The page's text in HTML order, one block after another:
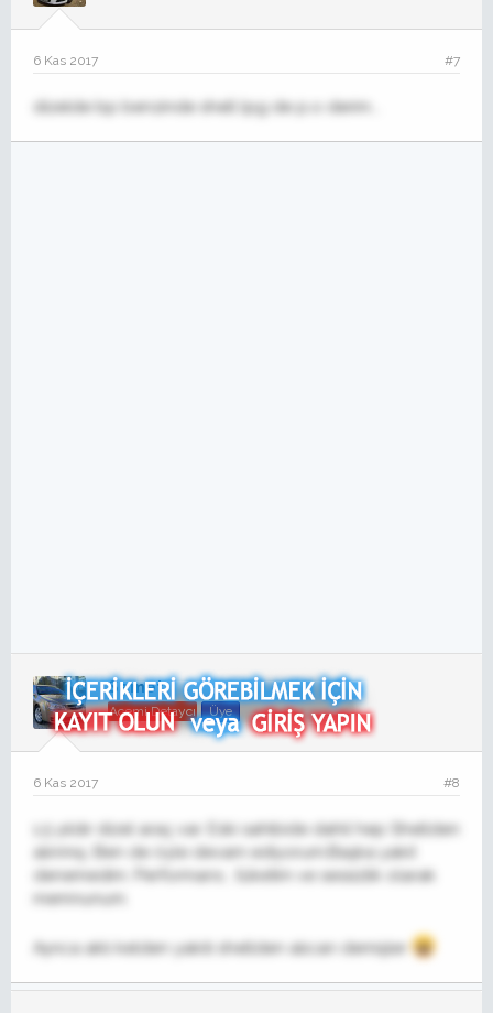
6 Kas 2017 #7
dizelde bp benzinde shell lpg de p.o derim...
Samet
Acemi Detaycı Üye
6 Kas 2017 #8
1,5 yıldır dizel araç var. Eski sahibide dahil hep Shellden
alınmış. Ben de öyle devam ediyorum.Başka yakıt
denemedim. Performans , tüketim ve sessizlik olarak
memnunum.
Ayrıca aklı kelden yakıtı shellden alıcan demişler